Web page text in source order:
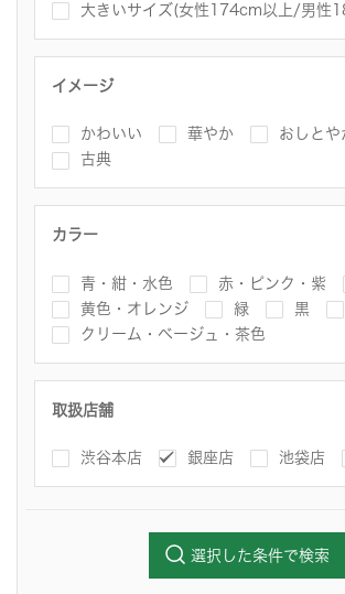
大きいサイズ(女性174cm以上/男性
イメージ
かわいい 華やか
おしとや
古典
カラー
青・紺・水色 赤・ピンク・紫
黄色・オレンジ
緑 黒
クリーム・ベージュ・茶色
取扱店舗
渋谷本店 銀座店 池袋店
選択した条件で検索